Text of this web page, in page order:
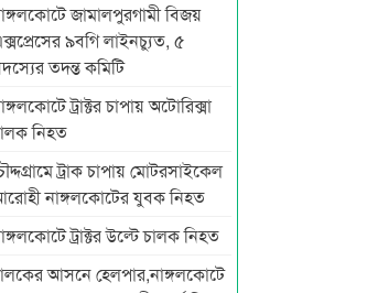
জামালপুরগামী বিজয়
৯বগি লাইনচ্যুত, ৫
তদন্ত কমিটি
ট্রাক্টর চাপায় অটোরিক্সা
নিহত
ট্রাক চাপায় মোটরসাইকেল
নাঙ্গলকোটের যুবক নিহত
ট্রাক্টর উল্টে চালক নিহত
আসনে হেলপার,নাঙ্গলকোটে